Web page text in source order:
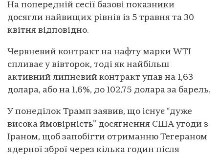
На попередній сесії базові показники
досягли найвищих рівнів із 5 травня та 30
квітня відповідно.
Червневий контракт на нафту марки WTI
спливає у вівторок, тоді як найбільш
активний липневий контракт упав на 1,63
долара, або на 1,6%, до 102,75 долара за барель.
У понеділок Трамп заявив, що існує “дуже
висока ймовірність” досягнення США угоди з
Іраном, щоб запобігти отриманню Тегераном
ядерної зброї через кілька годин після